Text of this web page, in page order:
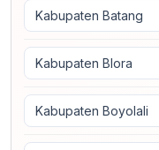
Kabupaten Batang
Kabupaten Blora
Kabupaten Boyolali